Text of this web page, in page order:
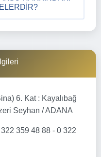
6. Kat : Kayalıbağ
Seyhan / ADANA
359 48 88 - 0 322